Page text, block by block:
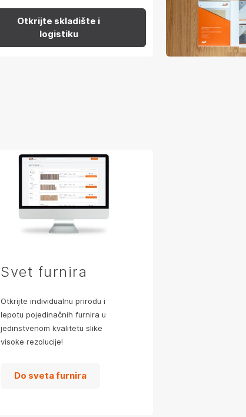
Otkrijte skladište i
logistiku
Svet furnira
Otkrijte individualnu prirodu i
lepotu pojedinačnih furnira u
jedinstvenom kvalitetu slike
visoke rezolucije!
Do sveta furnira